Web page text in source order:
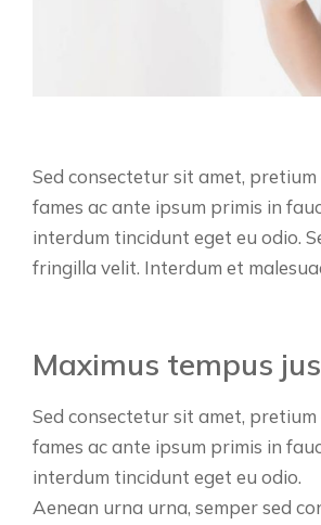
Sed consectetur sit amet,
fames ac ante ipsum primis in
interdum tincidunt eget eu odio.
fringilla velit. Interdum et
Maximus tempus
Sed consectetur sit amet,
fames ac ante ipsum primis in
interdum tincidunt eget eu odio.
Aenean urna urna, semper sed